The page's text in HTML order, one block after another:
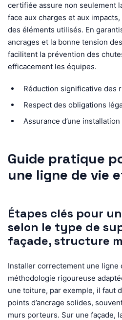
certifiée assure non seulement
face aux charges et aux
des éléments utilisés. En
ancrages et la bonne tension
facilitent la prévention des
efficacement les équipes.
Réduction significative des
Respect des obligations
Assurance d’une
Guide pratique
une ligne de vie
Étapes clés pour
selon le type de
façade, structure
Installer correctement une ligne
méthodologie rigoureuse
une toiture, par exemple, il faut
points d’ancrage solides,
murs porteurs. Sur une façade,